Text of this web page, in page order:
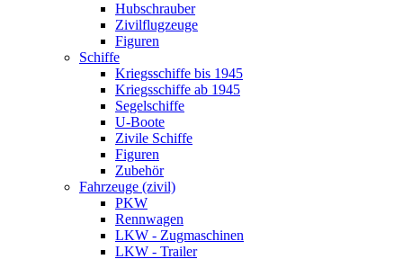
Hubschrauber
Zivilflugzeuge
Figuren
Schiffe
Kriegsschiffe bis 1945
Kriegsschiffe ab 1945
Segelschiffe
U-Boote
Zivile Schiffe
Figuren
Zubehör
Fahrzeuge (zivil)
PKW
Rennwagen
LKW - Zugmaschinen
LKW - Trailer